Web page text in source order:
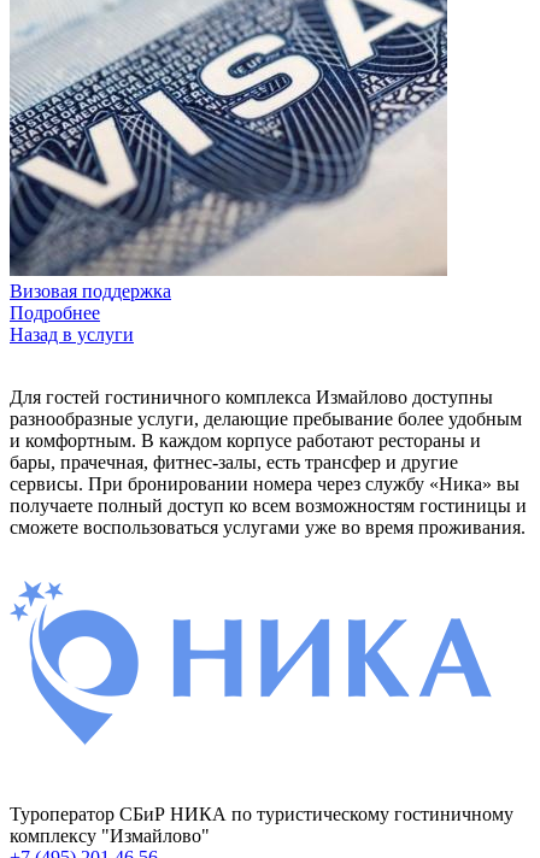
Визовая поддержка
Подробнее
Назад в услуги
Для гостей гостиничного комплекса Измайлово доступны
разнообразные услуги, делающие пребывание более удобным
и комфортным. В каждом корпусе работают рестораны и
бары, прачечная, фитнес-залы, есть трансфер и другие
сервисы. При бронировании номера через службу «Ника» вы
получаете полный доступ ко всем возможностям гостиницы и
сможете воспользоваться услугами уже во время проживания.
Туроператор СБиР НИКА по туристическому гостиничному
комплексу "Измайлово"